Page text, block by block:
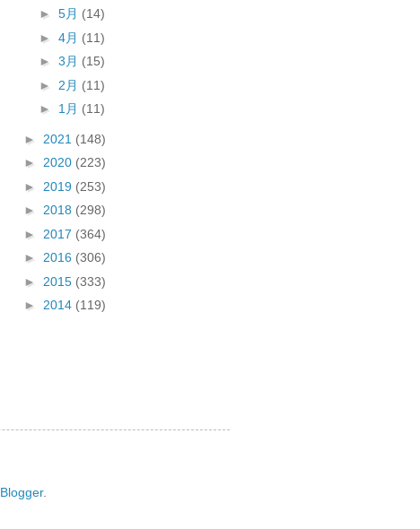
► 5月 (14)
► 4月 (11)
► 3月 (15)
► 2月 (11)
► 1月 (11)
► 2021 (148)
► 2020 (223)
► 2019 (253)
► 2018 (298)
► 2017 (364)
► 2016 (306)
► 2015 (333)
► 2014 (119)
Blogger.